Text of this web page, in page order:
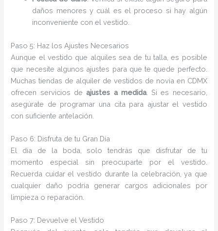
daños menores y cuál es el proceso si hay algún
inconveniente con el vestido.
Paso 5: Haz los Ajustes Necesarios
Aunque el vestido que alquiles sea de tu talla, es posible
que necesite algunos ajustes para que te quede perfecto.
Muchas tiendas de alquiler de vestidos de novia en CDMX
ofrecen servicios deajustes a medida. Si es necesario,
asegúrate de programar una cita para ajustar el vestido
con suficiente antelación.
Paso 6: Disfruta de tu Gran Día
El día de la boda, solo tendrás que disfrutar de tu
momento especial sin preocuparte por el vestido.
Recuerda cuidar el vestido durante la celebración, ya que
cualquier daño podría generar cargos adicionales por
limpieza o reparación.
Paso 7: Devuelve el Vestido